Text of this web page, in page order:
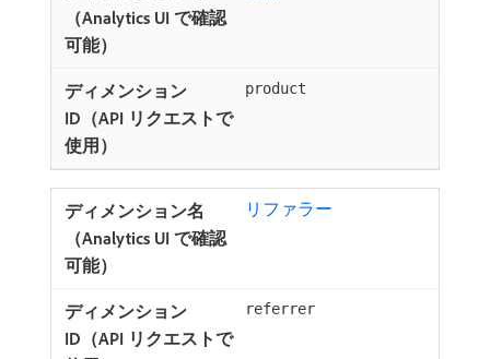
product
リファラー
referrer